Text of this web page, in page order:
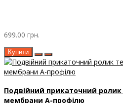
699.00 грн.
Купити
Подвійний прикаточний
мембрани А-профілю